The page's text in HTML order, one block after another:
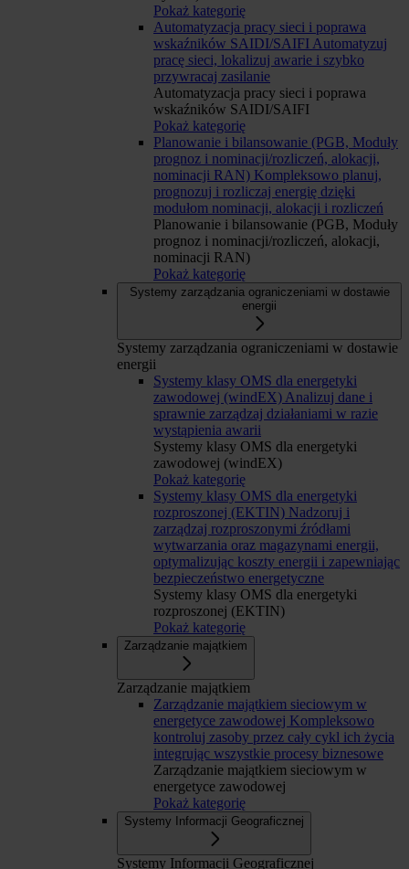
Pokaż kategorię
Automatyzacja pracy sieci i poprawa
wskaźników SAIDI/SAIFI Automatyzuj
pracę sieci, lokalizuj awarie i szybko
przywracaj zasilanie
Automatyzacja pracy sieci i poprawa
wskaźników SAIDI/SAIFI
Pokaż kategorię
Planowanie i bilansowanie (PGB, Moduły
prognoz i nominacji/rozliczeń, alokacji,
nominacji RAN) Kompleksowo planuj,
prognozuj i rozliczaj energię dzięki
modułom nominacji, alokacji i rozliczeń
Planowanie i bilansowanie (PGB, Moduły
prognoz i nominacji/rozliczeń, alokacji,
nominacji RAN)
Pokaż kategorię
Systemy zarządzania ograniczeniami w dostawie
energii
Systemy zarządzania ograniczeniami w dostawie
energii
Systemy klasy OMS dla energetyki
zawodowej (windEX) Analizuj dane i
sprawnie zarządzaj działaniami w razie
wystąpienia awarii
Systemy klasy OMS dla energetyki
zawodowej (windEX)
Pokaż kategorię
Systemy klasy OMS dla energetyki
rozproszonej (EKTIN) Nadzoruj i
zarządzaj rozproszonymi źródłami
wytwarzania oraz magazynami energii,
optymalizując koszty energii i zapewniając
bezpieczeństwo energetyczne
Systemy klasy OMS dla energetyki
rozproszonej (EKTIN)
Pokaż kategorię
Zarządzanie majątkiem
Zarządzanie majątkiem
Zarządzanie majątkiem sieciowym w
energetyce zawodowej Kompleksowo
kontroluj zasoby przez cały cykl ich życia
integrując wszystkie procesy biznesowe
Zarządzanie majątkiem sieciowym w
energetyce zawodowej
Pokaż kategorię
Systemy Informacji Geograficznej
Systemy Informacji Geograficznej